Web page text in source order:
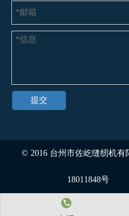
提交
© 2016 台州市佐屹缝纫机
18011848号